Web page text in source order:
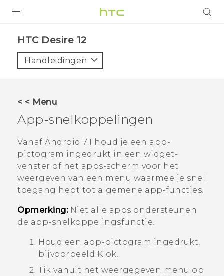
VIVE
HTC Club
SUPPORT
HTC-apparaten & -accessoires
VIVERSE
HTC Desire 12‎
Handleidingen
< < Menu
App-snelkoppelingen
Vanaf Android 7.1 houd je een app-
pictogram ingedrukt in een widget-
venster of het apps-scherm voor het
weergeven van een menu waarmee je snel
toegang hebt tot algemene app-functies.
Opmerking:Niet alle apps ondersteunen
de app-snelkoppelingsfunctie.
Houd een app-pictogram ingedrukt,
bijvoorbeeld Klok.
Tik vanuit het weergegeven menu op